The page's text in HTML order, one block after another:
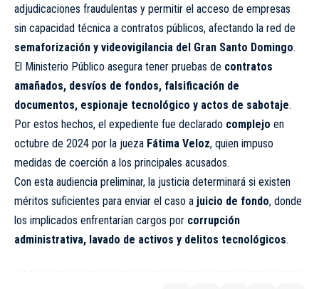
adjudicaciones fraudulentas y permitir el acceso de empresas
sin capacidad técnica a contratos públicos, afectando la red de
semaforización y videovigilancia del Gran Santo Domingo.
El Ministerio Público asegura tener pruebas de contratos
amañados, desvíos de fondos, falsificación de
documentos, espionaje tecnológico y actos de sabotaje.
Por estos hechos, el expediente fue declarado complejo en
octubre de 2024 por la jueza Fátima Veloz, quien impuso
medidas de coerción a los principales acusados.
Con esta audiencia preliminar, la justicia determinará si existen
méritos suficientes para enviar el caso a juicio de fondo, donde
los implicados enfrentarían cargos por corrupción
administrativa, lavado de activos y delitos tecnológicos.